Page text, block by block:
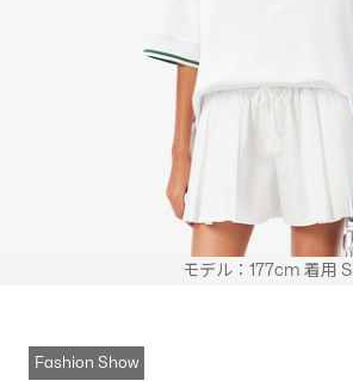
モデル：177cm 着用 S
Fashion Show